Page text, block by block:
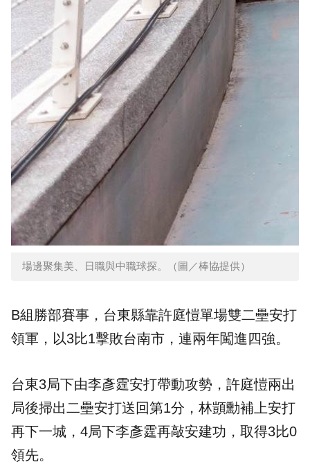
場邊聚集美、日職與中職球探。（圖／棒協提供）
B組勝部賽事，台東縣靠許庭愷單場雙二壘安打
領軍，以3比1擊敗台南市，連兩年闖進四強。
台東3局下由李彥霆安打帶動攻勢，許庭愷兩出
局後掃出二壘安打送回第1分，林顗勳補上安打
再下一城，4局下李彥霆再敲安建功，取得3比0
領先。